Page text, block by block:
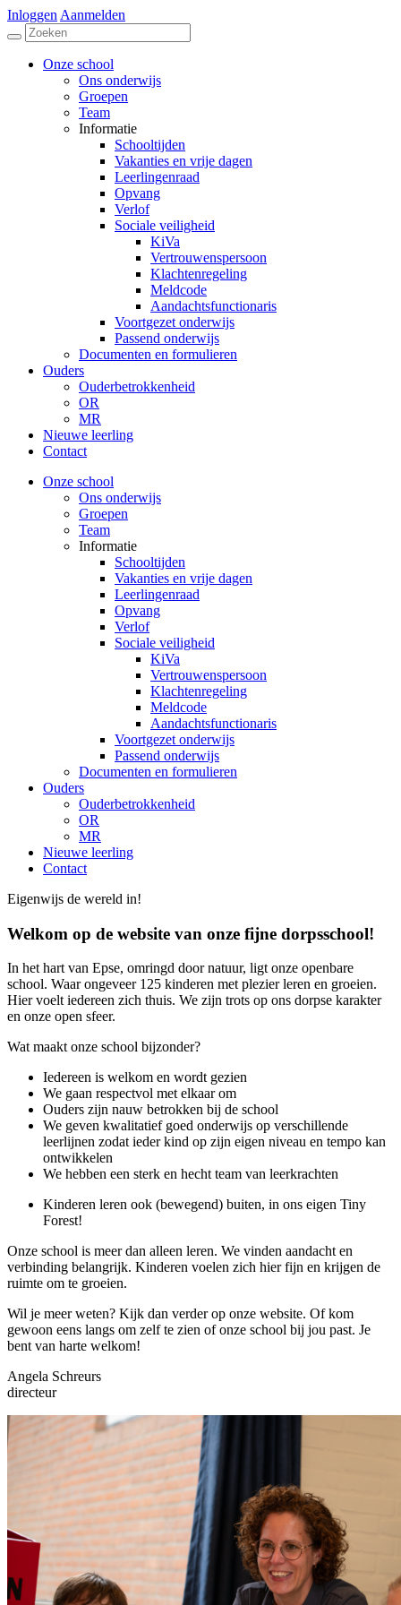
Inloggen Aanmelden
Onze school
Ons onderwijs
Groepen
Team
Informatie
Schooltijden
Vakanties en vrije dagen
Leerlingenraad
Opvang
Verlof
Sociale veiligheid
KiVa
Vertrouwenspersoon
Klachtenregeling
Meldcode
Aandachtsfunctionaris
Voortgezet onderwijs
Passend onderwijs
Documenten en formulieren
Ouders
Ouderbetrokkenheid
OR
MR
Nieuwe leerling
Contact
Onze school
Ons onderwijs
Groepen
Team
Informatie
Schooltijden
Vakanties en vrije dagen
Leerlingenraad
Opvang
Verlof
Sociale veiligheid
KiVa
Vertrouwenspersoon
Klachtenregeling
Meldcode
Aandachtsfunctionaris
Voortgezet onderwijs
Passend onderwijs
Documenten en formulieren
Ouders
Ouderbetrokkenheid
OR
MR
Nieuwe leerling
Contact
Eigenwijs de wereld in!
Welkom op de website van onze fijne dorpsschool!
In het hart van Epse, omringd door natuur, ligt onze openbare
school. Waar ongeveer 125 kinderen met plezier leren en groeien.
Hier voelt iedereen zich thuis. We zijn trots op ons dorpse karakter
en onze open sfeer.
Wat maakt onze school bijzonder?
Iedereen is welkom en wordt gezien
We gaan respectvol met elkaar om
Ouders zijn nauw betrokken bij de school
We geven kwalitatief goed onderwijs op verschillende
leerlijnen zodat ieder kind op zijn eigen niveau en tempo kan
ontwikkelen
We hebben een sterk en hecht team van leerkrachten
Kinderen leren ook (bewegend) buiten, in ons eigen Tiny
Forest!
Onze school is meer dan alleen leren. We vinden aandacht en
verbinding belangrijk. Kinderen voelen zich hier fijn en krijgen de
ruimte om te groeien.
Wil je meer weten? Kijk dan verder op onze website. Of kom
gewoon eens langs om zelf te zien of onze school bij jou past. Je
bent van harte welkom!
Angela Schreurs
directeur